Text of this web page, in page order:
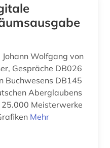
(1)
außerkanoische traktate (1)
Gespräche DB026
Buchwesens DB145
Aberglaubens
25.000 Meisterwerke
Mehr